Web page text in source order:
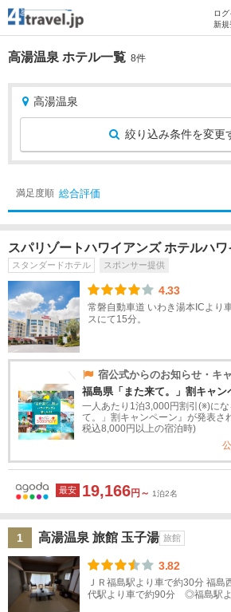
ロ
新規
高湯温泉 ホテル一覧 8件
高湯温泉
絞り込み条件を変更
り
み
条
件
宿
泊
地
湯
温
泉
テ
タ
イ
タ
ン
ダ
ー
級
ホ
テ
ル
館
級
旅
館
ン
シ
ョ
ン
宿
別
荘
リ
を
選
択
北
海
道
森
岩
宮
城
満足度順 総合評価
スパリゾートハワイアンズ ホテルハ
スタンダードホテル スポンサー提供
4.33
常磐自動車道 いわき湯本ICより
スにて15分。
宿公式からのお知らせ・キ
福島県「また来て。」割キャン
一人あたり1泊3,000円割引(※)に
て。」割キャンペーン』が発表さ
税込8,000円以上の宿泊時)
最安 19,166円～ 1泊2名
1 高湯温泉 旅館 玉子湯 旅館
3.82
ＪＲ福島駅より車で約30分 福島西ICより車で約30分 猪苗
代駅より車で約90分 ◎福島駅